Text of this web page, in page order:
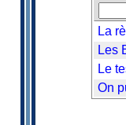
La
Les
Le
On